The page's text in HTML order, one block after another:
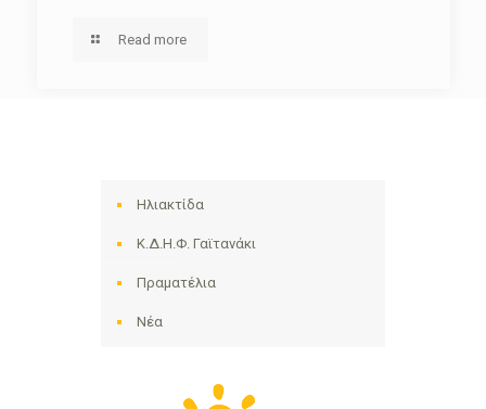
Read more
Ηλιακτίδα
Κ.Δ.Η.Φ. Γαϊτανάκι
Πραματέλια
Νέα